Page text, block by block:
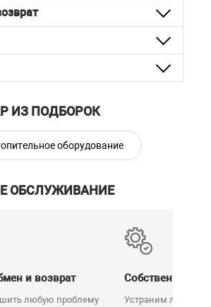
ИЗ ПОДБОРОК
оборудование
ОБСЛУЖИВАНИЕ
и возврат
любую проблему
Собственный
Устраним любую